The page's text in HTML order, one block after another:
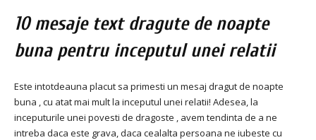
10 mesaje text dragute de noapte
buna pentru inceputul unei relatii
Este intotdeauna placut sa primesti un mesaj dragut de noapte
buna , cu atat mai mult la inceputul unei relatii! Adesea, la
inceputurile unei povesti de dragoste , avem tendinta de a ne
intreba daca este grava, daca cealalta persoana ne iubeste cu